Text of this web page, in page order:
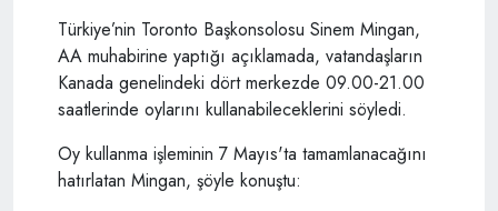
Türkiye’nin Toronto Başkonsolosu Sinem Mingan,
AA muhabirine yaptığı açıklamada, vatandaşların
Kanada genelindeki dört merkezde 09.00-21.00
saatlerinde oylarını kullanabileceklerini söyledi.
Oy kullanma işleminin 7 Mayıs'ta tamamlanacağını
hatırlatan Mingan, şöyle konuştu: